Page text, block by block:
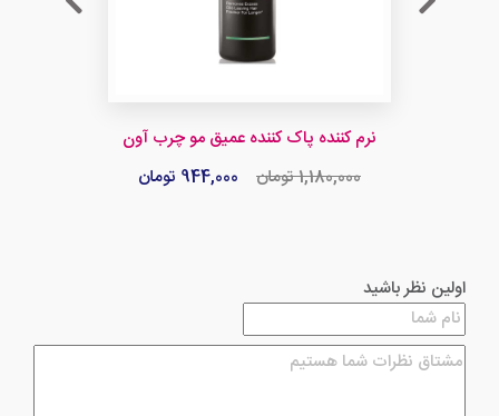
نرم کننده پاک کننده عمیق مو چرب آون
1,180,000 تومان
944,000 تومان
اولین نظر باشید